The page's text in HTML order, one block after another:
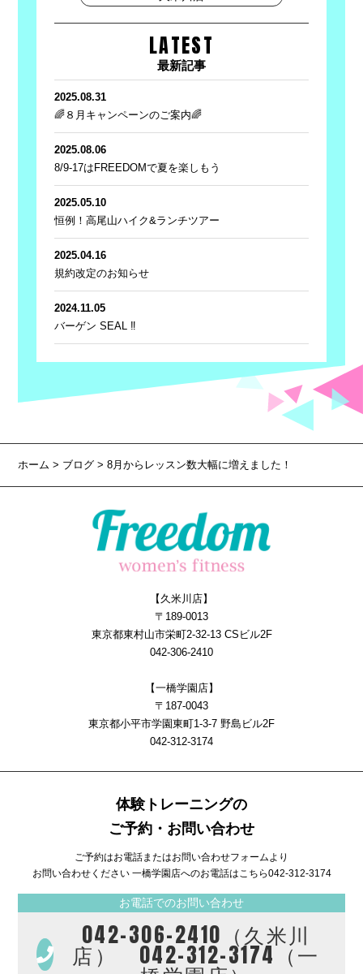
LATEST
最新記事
2025.08.31
🌈８月キャンペーンのご案内🌈
2025.08.06
8/9-17はFREEDOMで夏を楽しもう
2025.05.10
恒例！高尾山ハイク&ランチツアー
2025.04.16
規約改定のお知らせ
2024.11.05
バーゲン SEAL ‼
ホーム> ブログ > 8月からレッスン数大幅に増えました！
【久米川店】
〒189-0013
東京都東村山市栄町2-32-13 CSビル2F
042-306-2410
【一橋学園店】
〒187-0043
東京都小平市学園東町1-3-7 野島ビル2F
042-312-3174
体験トレーニングの
ご予約・お問い合わせ
ご予約はお電話またはお問い合わせフォームより
お問い合わせください 一橋学園店へのお電話はこちら042-312-3174
お電話でのお問い合わせ
042-306-2410（久米川
店） 042-312-3174（一